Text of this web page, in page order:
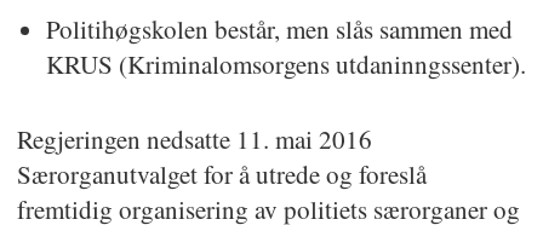
Politihøgskolen består, men slås sammen med
KRUS (Kriminalomsorgens utdaninngssenter).
Regjeringen nedsatte 11. mai 2016
Særorganutvalget for å utrede og foreslå
fremtidig organisering av politiets særorganer og